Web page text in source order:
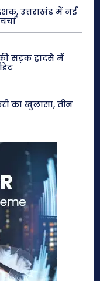
उत्तराखंड में नई
सड़क हादसे में
का खुलासा, तीन